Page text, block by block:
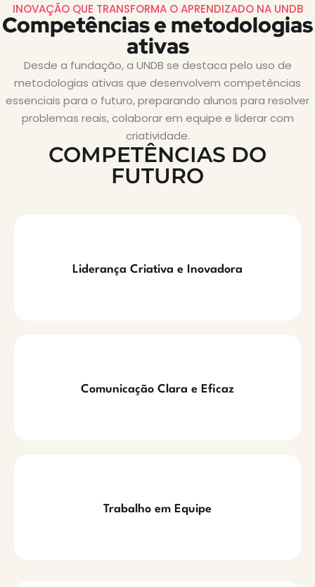
INOVAÇÃO QUE TRANSFORMA O APRENDIZADO NA UNDB
Competências e metodologias
ativas
Desde a fundação, a UNDB se destaca pelo uso de
metodologias ativas que desenvolvem competências
essenciais para o futuro, preparando alunos para resolver
problemas reais, colaborar em equipe e liderar com
criatividade.
COMPETÊNCIAS DO
FUTURO
Liderança Criativa e Inovadora
Comunicação Clara e Eficaz
Trabalho em Equipe